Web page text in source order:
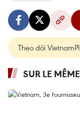
Theo dõi
SUR LE